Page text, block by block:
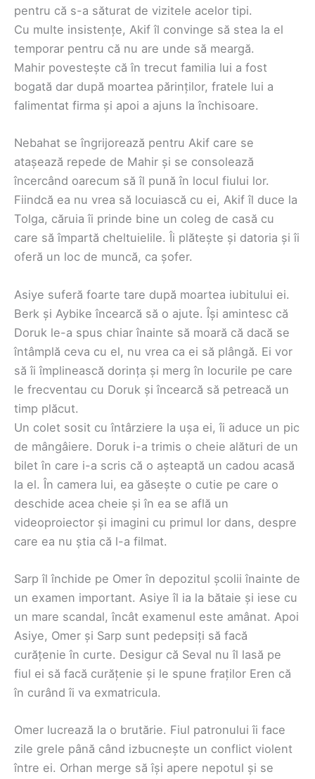
pentru că s-a săturat de vizitele acelor tipi.
Cu multe insistențe, Akif îl convinge să stea la el
temporar pentru că nu are unde să meargă.
Mahir povestește că în trecut familia lui a fost
bogată dar după moartea părinților, fratele lui a
falimentat firma și apoi a ajuns la închisoare.
Nebahat se îngrijorează pentru Akif care se
atașează repede de Mahir și se consolează
încercând oarecum să îl pună în locul fiului lor.
Fiindcă ea nu vrea să locuiască cu ei, Akif îl duce la
Tolga, căruia îi prinde bine un coleg de casă cu
care să împartă cheltuielile. Îi plătește și datoria și îi
oferă un loc de muncă, ca șofer.
Asiye suferă foarte tare după moartea iubitului ei.
Berk și Aybike încearcă să o ajute. Își amintesc că
Doruk le-a spus chiar înainte să moară că dacă se
întâmplă ceva cu el, nu vrea ca ei să plângă. Ei vor
să îi împlinească dorința și merg în locurile pe care
le frecventau cu Doruk și încearcă să petreacă un
timp plăcut.
Un colet sosit cu întârziere la ușa ei, îi aduce un pic
de mângâiere. Doruk i-a trimis o cheie alături de un
bilet în care i-a scris că o așteaptă un cadou acasă
la el. În camera lui, ea găsește o cutie pe care o
deschide acea cheie și în ea se află un
videoproiector și imagini cu primul lor dans, despre
care ea nu știa că l-a filmat.
Sarp îl închide pe Omer în depozitul școlii înainte de
un examen important. Asiye îl ia la bătaie și iese cu
un mare scandal, încât examenul este amânat. Apoi
Asiye, Omer și Sarp sunt pedepsiți să facă
curățenie în curte. Desigur că Seval nu îl lasă pe
fiul ei să facă curățenie și le spune fraților Eren că
în curând îi va exmatricula.
Omer lucrează la o brutărie. Fiul patronului îi face
zile grele până când izbucnește un conflict violent
între ei. Orhan merge să își apere nepotul și se